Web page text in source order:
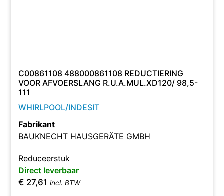
C00861108 488000861108 REDUCTIERING
VOOR AFVOERSLANG R.U.A.MUL.XD120/ 98,5-
111
WHIRLPOOL/INDESIT
Fabrikant
BAUKNECHT HAUSGERÄTE GMBH
Reduceerstuk
Direct leverbaar
€ 27,61 incl. BTW